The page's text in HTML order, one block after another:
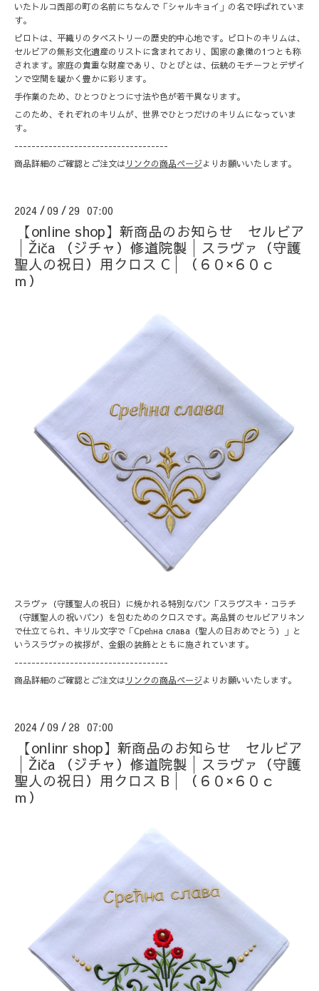
いたトルコ西部の町の名前にちなんで「シャルキョイ」の名で呼ばれていま
す。
ピロトは、平織りのタペストリーの歴史的中心地です。ピロトのキリムは、
セルビアの無形文化遺産のリストに含まれており、国家の象徴の1つとも称
されます。家庭の貴重な財産であり、ひとびとは、伝統のモチーフとデザイ
ンで空間を暖かく豊かに彩ります。
手作業のため、ひとつひとつに寸法や色が若干異なります。
このため、それぞれのキリムが、世界でひとつだけのキリムになっていま
す。
------------------------------------
商品詳細のご確認とご注文は リンクの商品ページよりお願いいたします。
2024 /09 / 29 07:00
【online shop】新商品のお知らせ セルビア
│Žiča （ジチャ）修道院製│スラヴァ（守護
聖人の祝日）用クロス C│（６０×６０ｃ
ｍ）
スラヴァ（守護聖人の祝日）に焼かれる特別なパン「スラヴスキ・コラチ
（守護聖人の祝いパン）を包むためのクロスです。高品質のセルビアリネン
で仕立てられ、キリル文字で「Срећна слава（聖人の日おめでとう）」と
いうスラヴァの挨拶が、金銀の装飾とともに施されています。
------------------------------------
商品詳細のご確認とご注文は リンクの商品ページよりお願いいたします。
2024 /09 / 28 07:00
【onlinr shop】新商品のお知らせ セルビア
│Žiča （ジチャ）修道院製│スラヴァ（守護
聖人の祝日）用クロス B│（６０×６０ｃ
ｍ）